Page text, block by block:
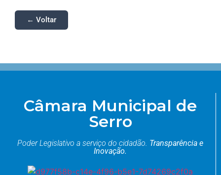
← Voltar
Câmara Municipal de
Serro
Poder Legislativo a serviço do cidadão. Transparência e
Inovação.